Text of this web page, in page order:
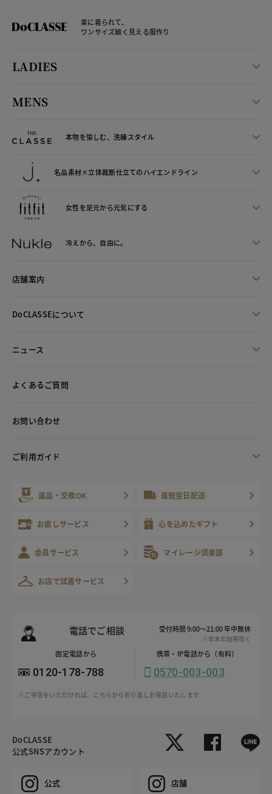
楽に着られて、
ワンサイズ細く見える服作り
LADIES
MENS
本物を愉しむ、洗練スタイル
名品素材×立体裁断仕立てのハイエンドライン
女性を足元から元気にする
冷えから、 自由に。
店舗案内
DoCLASSEについて
ニュース
よくあるご質問
お問い合わせ
ご利用ガイド
返品・交換OK 最短翌日配送
お直しサービス 心を込めたギフト
会員サービス マイレージ倶楽部
お店で試着サービス
電話でご相談 受付時間 9:00～21:00 年中無休
※年末年始等除く
固定電話から
0120-178-788
携帯・IP電話から（有料）
0570-003-003
※ご申告をいただければ、こちらから折り返しお電話いたします
DoCLASSE
公式SNSアカウント
公式 店舗